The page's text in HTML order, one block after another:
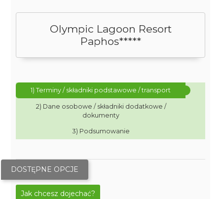
Olympic Lagoon Resort
Paphos*****
1) Terminy / składniki podstawowe / transport
2) Dane osobowe / składniki dodatkowe /
dokumenty
3) Podsumowanie
DOSTĘPNE OPCJE
Jak chcesz dojechać?